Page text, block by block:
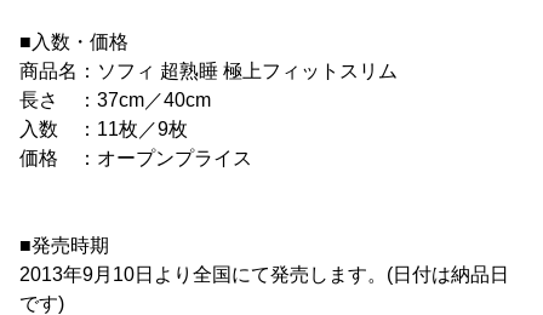
■入数・価格
商品名：ソフィ 超熟睡 極上フィットスリム
長さ ：37cm／40cm
入数 ：11枚／9枚
価格 ：オープンプライス
■発売時期
2013年9月10日より全国にて発売します。(日付は納品日
です)